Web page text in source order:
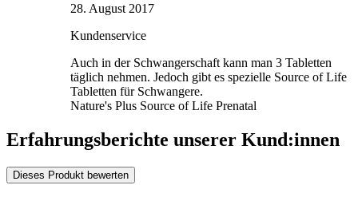
28. August 2017
Kundenservice
Auch in der Schwangerschaft kann man 3 Tabletten
täglich nehmen. Jedoch gibt es spezielle Source of Life
Tabletten für Schwangere.
Nature's Plus Source of Life Prenatal
Erfahrungsberichte unserer Kund:innen
Dieses Produkt bewerten